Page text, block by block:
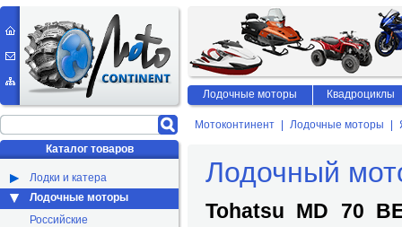
Мотоконтинент Лодочные моторы
Лодочный
Tohatsu MD 70
Каталог товаров
Лодки и катера
Лодочные моторы
Российские
Лодочные моторы Квадроциклы